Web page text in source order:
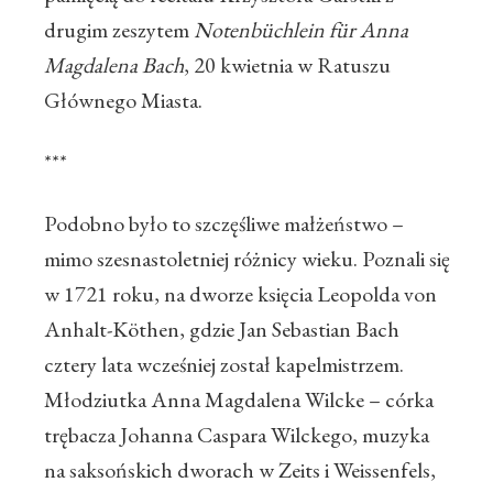
drugim zeszytemNotenbüchlein für Anna
Magdalena Bach, 20 kwietnia w Ratuszu
Głównego Miasta.
***
Podobno było to szczęśliwe małżeństwo –
mimo szesnastoletniej różnicy wieku. Poznali się
w 1721 roku, na dworze księcia Leopolda von
Anhalt-Köthen, gdzie Jan Sebastian Bach
cztery lata wcześniej został kapelmistrzem.
Młodziutka Anna Magdalena Wilcke – córka
trębacza Johanna Caspara Wilckego, muzyka
na saksońskich dworach w Zeits i Weissenfels,